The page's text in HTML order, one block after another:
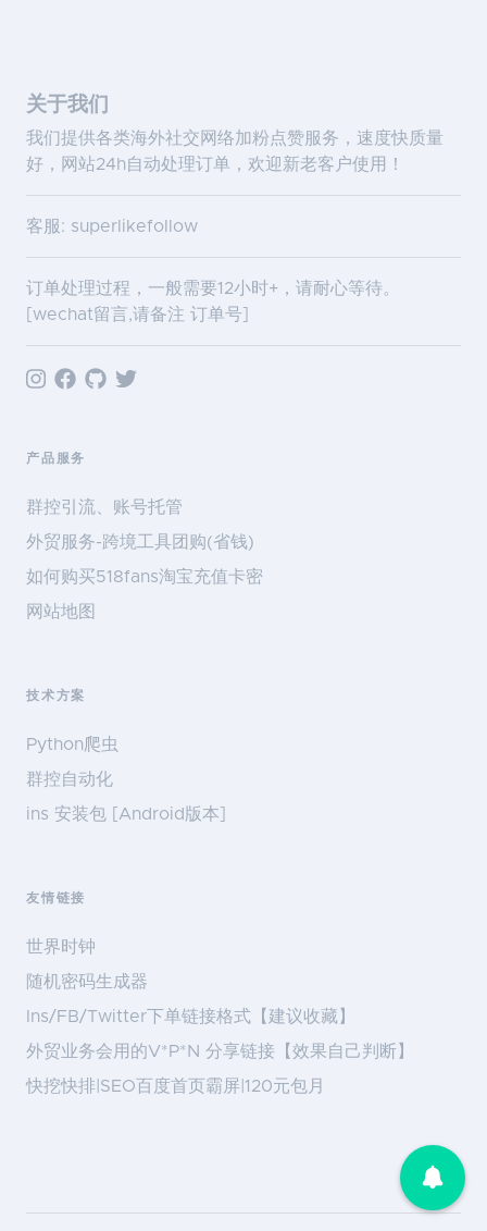
关于我们
我们提供各类海外社交网络加粉点赞服务，速度快质量
好，网站24h自动处理订单，欢迎新老客户使用！
客服: superlikefollow
订单处理过程，一般需要12小时+，请耐心等待。
[wechat留言,请备注 订单号]
产品服务
群控引流、账号托管
外贸服务-跨境工具团购(省钱)
如何购买518fans淘宝充值卡密
网站地图
技术方案
Python爬虫
群控自动化
ins 安装包 [Android版本]
友情链接
世界时钟
随机密码生成器
Ins/FB/Twitter下单链接格式【建议收藏】
外贸业务会用的V*P*N 分享链接【效果自己判断】
快挖快排|SEO百度首页霸屏|120元包月